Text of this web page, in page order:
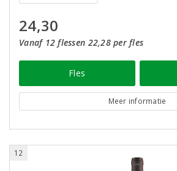
24,30
Vanaf 12 flessen 22,28 per fles
Fles
Meer informatie
12